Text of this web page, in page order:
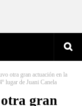
otra gran actuación en la
lugar de Juani Canela
gran